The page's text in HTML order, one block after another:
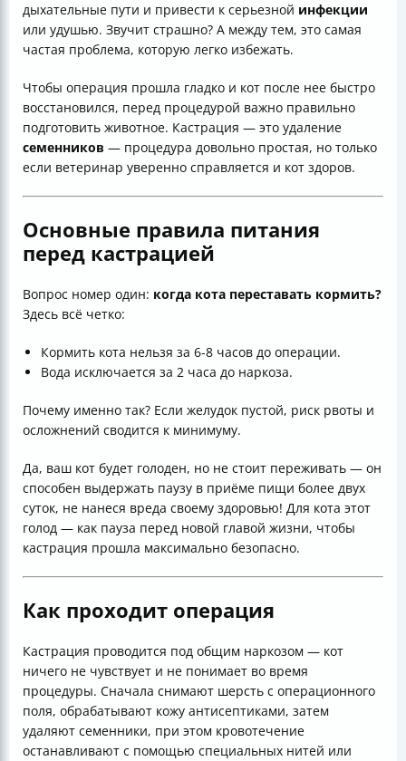
дыхательные пути и привести к серьезной инфекции
или удушью. Звучит страшно? А между тем, это самая
частая проблема, которую легко избежать.
Чтобы операция прошла гладко и кот после нее быстро
восстановился, перед процедурой важно правильно
подготовить животное. Кастрация — это удаление
семенников — процедура довольно простая, но только
если ветеринар уверенно справляется и кот здоров.
Основные правила питания
перед кастрацией
Вопрос номер один: когда кота переставать кормить?
Здесь всё четко:
Кормить кота нельзя за 6-8 часов до операции.
Вода исключается за 2 часа до наркоза.
Почему именно так? Если желудок пустой, риск рвоты и
осложнений сводится к минимуму.
Да, ваш кот будет голоден, но не стоит переживать — он
способен выдержать паузу в приёме пищи более двух
суток, не нанеся вреда своему здоровью! Для кота этот
голод — как пауза перед новой главой жизни, чтобы
кастрация прошла максимально безопасно.
Как проходит операция
Кастрация проводится под общим наркозом — кот
ничего не чувствует и не понимает во время
процедуры. Сначала снимают шерсть с операционного
поля, обрабатывают кожу антисептиками, затем
удаляют семенники, при этом кровотечение
останавливают с помощью специальных нитей или